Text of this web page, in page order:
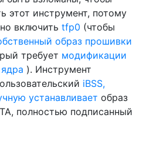
этот инструмент, потому
включить tfp0 (чтобы
образ прошивки
требует модификации
). Инструмент
iBSS,
устанавливает образ
полностью подписанный